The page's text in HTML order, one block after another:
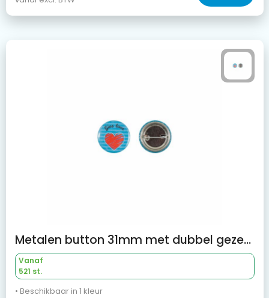
Metalen button 31mm met dubbel gezekerde speld
Vanaf
521 st.
• Beschikbaar in 1 kleur